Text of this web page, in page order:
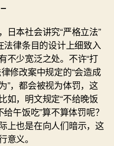
日本社会讲究“严格立法”
法律条目的设计上细致入
不少宽泛之处。不许“打
修改案中规定的“会造成
”，都会被视为体罚，这
如，明文规定“不给晚饭
午饭吃”算不算体罚呢？
上也是在向人们暗示，这
意义。